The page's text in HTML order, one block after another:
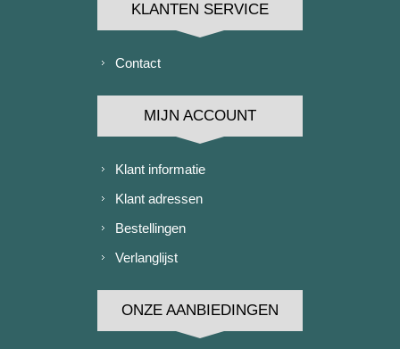
KLANTEN SERVICE
Contact
MIJN ACCOUNT
Klant informatie
Klant adressen
Bestellingen
Verlanglijst
ONZE AANBIEDINGEN